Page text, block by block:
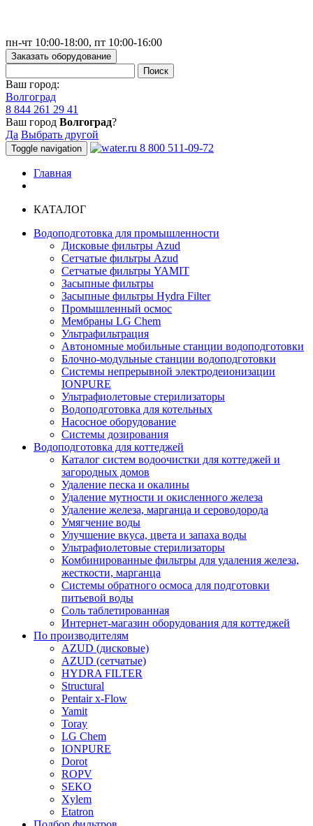
пн-чт 10:00-18:00, пт 10:00-16:00
Заказать оборудование
Ваш город:
Волгоград
8 844 261 29 41
Ваш город Волгоград?
Да Выбрать другой
Toggle navigation 8 800 511-09-72
Главная
КАТАЛОГ
Водоподготовка для промышленности
Дисковые фильтры Azud
Сетчатые фильтры Azud
Сетчатые фильтры YAMIT
Засыпные фильтры
Засыпные фильтры Hydra Filter
Промышленный осмос
Мембраны LG Chem
Ультрафильтрация
Автономные мобильные станции водоподготовки
Блочно-модульные станции водоподготовки
Системы непрерывной электродеионизации
IONPURE
Ультрафиолетовые стерилизаторы
Водоподготовка для котельных
Насосное оборудование
Системы дозирования
Водоподготовка для коттеджей
Каталог систем водоочистки для коттеджей и
загородных домов
Удаление песка и окалины
Удаление мутности и окисленного железа
Удаление железа, марганца и сероводорода
Умягчение воды
Улучшение вкуса, цвета и запаха воды
Ультрафиолетовые стерилизаторы
Комбинированные фильтры для удаления железа,
жесткости, марганца
Системы обратного осмоса для подготовки
питьевой воды
Соль таблетированная
Интернет-магазин оборудования для коттеджей
По производителям
AZUD (дисковые)
AZUD (сетчатые)
HYDRA FILTER
Structural
Pentair x-Flow
Yamit
Toray
LG Chem
IONPURE
Dorot
ROPV
SEKO
Xylem
Etatron